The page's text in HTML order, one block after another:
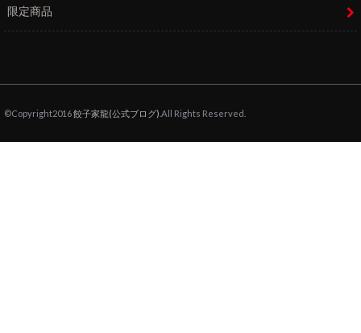
限定商品
©Copyright2016餃子家龍(公式ブログ) .All Rights Reserved.